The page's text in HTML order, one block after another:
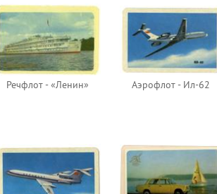
Речфлот - «Ленин» Аэрофлот - Ил-62